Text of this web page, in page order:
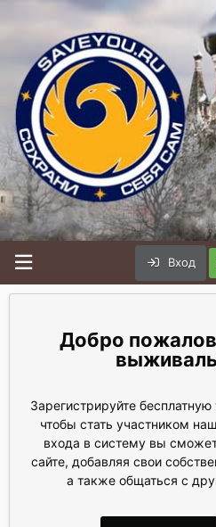
Вход
Зарегистрируйте
чтобы стать участником
входа в систему вы
сайте, добавляя свои
а также общаться с